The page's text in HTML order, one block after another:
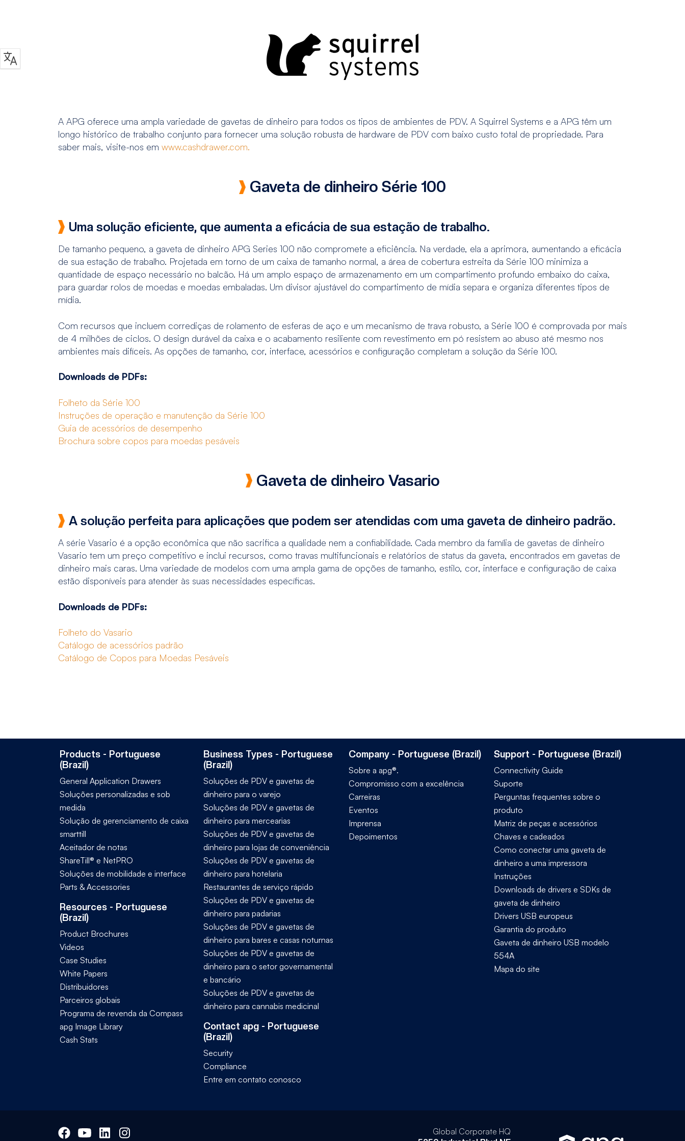
A APG oferece uma ampla variedade de gavetas de dinheiro para todos os tipos de ambientes de PDV. A Squirrel Systems e a APG têm um
longo histórico de trabalho conjunto para fornecer uma solução robusta de hardware de PDV com baixo custo total de propriedade. Para
saber mais, visite-nos em www.cashdrawer.com.
Gaveta de dinheiro Série 100
Uma solução eficiente, que aumenta a eficácia de sua estação de trabalho.
De tamanho pequeno, a gaveta de dinheiro APG Series 100 não compromete a eficiência. Na verdade, ela a aprimora, aumentando a eficácia
de sua estação de trabalho. Projetada em torno de um caixa de tamanho normal, a área de cobertura estreita da Série 100 minimiza a
quantidade de espaço necessário no balcão. Há um amplo espaço de armazenamento em um compartimento profundo embaixo do caixa,
para guardar rolos de moedas e moedas embaladas. Um divisor ajustável do compartimento de mídia separa e organiza diferentes tipos de
mídia.
Com recursos que incluem corrediças de rolamento de esferas de aço e um mecanismo de trava robusto, a Série 100 é comprovada por mais
de 4 milhões de ciclos. O design durável da caixa e o acabamento resiliente com revestimento em pó resistem ao abuso até mesmo nos
ambientes mais difíceis. As opções de tamanho, cor, interface, acessórios e configuração completam a solução da Série 100.
Downloads de PDFs:
Folheto da Série 100
Instruções de operação e manutenção da Série 100
Guia de acessórios de desempenho
Brochura sobre copos para moedas pesáveis
Gaveta de dinheiro Vasario
A solução perfeita para aplicações que podem ser atendidas com uma gaveta de dinheiro padrão.
A série Vasario é a opção econômica que não sacrifica a qualidade nem a confiabilidade. Cada membro da família de gavetas de dinheiro
Vasario tem um preço competitivo e inclui recursos, como travas multifuncionais e relatórios de status da gaveta, encontrados em gavetas de
dinheiro mais caras. Uma variedade de modelos com uma ampla gama de opções de tamanho, estilo, cor, interface e configuração de caixa
estão disponíveis para atender às suas necessidades específicas.
Downloads de PDFs:
Folheto do Vasario
Catálogo de acessórios padrão
Catálogo de Copos para Moedas Pesáveis
Products - Portuguese
(Brazil)
General Application Drawers
Soluções personalizadas e sob
medida
Solução de gerenciamento de caixa
smarttill
Aceitador de notas
ShareTill® e NetPRO
Soluções de mobilidade e interface
Parts & Accessories
Resources - Portuguese
(Brazil)
Product Brochures
Videos
Case Studies
White Papers
Distribuidores
Parceiros globais
Programa de revenda da Compass
apg Image Library
Cash Stats
Business Types - Portuguese
(Brazil)
Soluções de PDV e gavetas de
dinheiro para o varejo
Soluções de PDV e gavetas de
dinheiro para mercearias
Soluções de PDV e gavetas de
dinheiro para lojas de conveniência
Soluções de PDV e gavetas de
dinheiro para hotelaria
Restaurantes de serviço rápido
Soluções de PDV e gavetas de
dinheiro para padarias
Soluções de PDV e gavetas de
dinheiro para bares e casas noturnas
Soluções de PDV e gavetas de
dinheiro para o setor governamental
e bancário
Soluções de PDV e gavetas de
dinheiro para cannabis medicinal
Contact apg - Portuguese
(Brazil)
Security
Compliance
Entre em contato conosco
Company - Portuguese (Brazil)
Sobre a apg®.
Compromisso com a excelência
Carreiras
Eventos
Imprensa
Depoimentos
Support - Portuguese (Brazil)
Connectivity Guide
Suporte
Perguntas frequentes sobre o
produto
Matriz de peças e acessórios
Chaves e cadeados
Como conectar uma gaveta de
dinheiro a uma impressora
Instruções
Downloads de drivers e SDKs de
gaveta de dinheiro
Drivers USB europeus
Garantia do produto
Gaveta de dinheiro USB modelo
554A
Mapa do site
Global Corporate HQ